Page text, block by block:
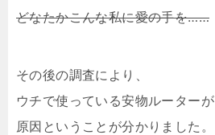
どなたかこんな私に愛の手を……
その後の調査により、
ウチで使っている安物ルーターが
原因ということが分かりました。